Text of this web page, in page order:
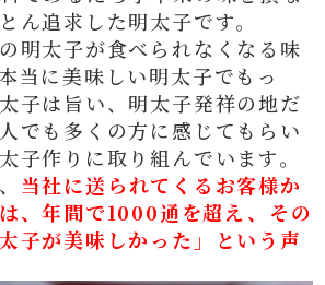
ん追求した明太子です。
明太子が食べられなくなる味
当に美味しい明太子でもっ
子は旨い、明太子発祥の地だ
でも多くの方に感じてもらい
子作りに取り組んでいます。
当社に送られてくるお客様か
、年間で1000通を超え、その
子が美味しかった」という声